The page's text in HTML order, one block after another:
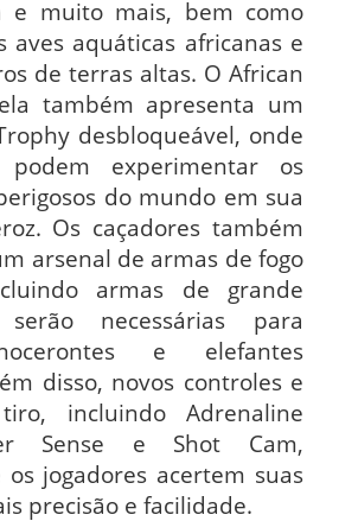
e muito mais, bem como
aves aquáticas africanas e
de terras altas. O African
também apresenta um
desbloqueável, onde
podem experimentar os
do mundo em sua
Os caçadores também
arsenal de armas de fogo
armas de grande
necessárias para
e elefantes
disso, novos controles e
incluindo Adrenaline
Sense e Shot Cam,
jogadores acertem suas
precisão e facilidade.